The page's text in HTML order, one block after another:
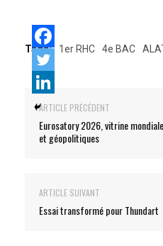
Tags: 1er RHC 4e BAC
ARTICLE PRÉCÉDENT
Eurosatory 2026, vitrine
et géopolitiques
ARTICLE SUIVANT
Essai transformé pour Thundart